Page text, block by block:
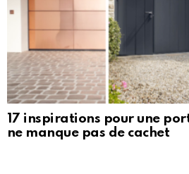
17 inspirations pour une
ne manque pas de cachet